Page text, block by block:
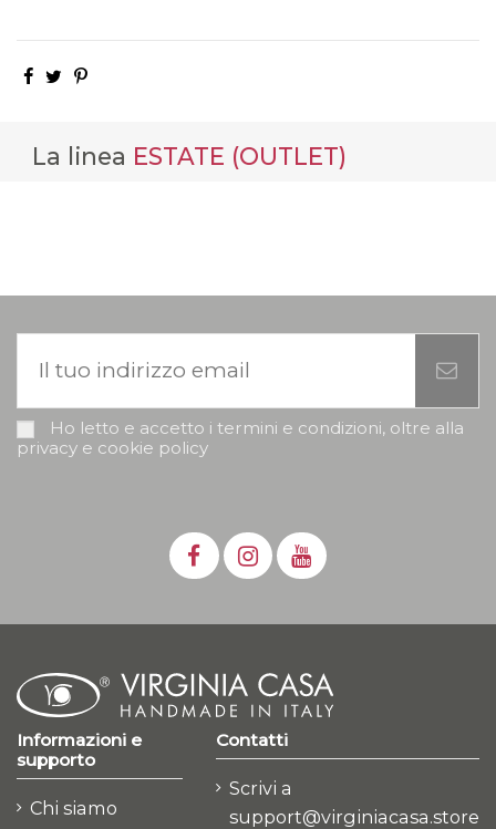
La linea ESTATE (OUTLET)
Ho letto e accetto i termini e condizioni, oltre alla
privacy e cookie policy
Informazioni e
supporto
Chi siamo
Contatti
Scrivi a
support@virginiacasa.store